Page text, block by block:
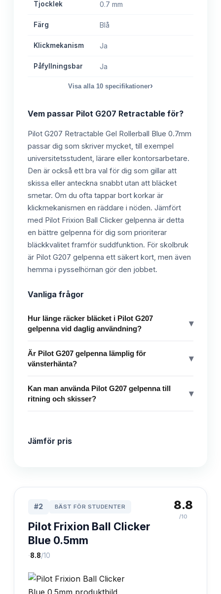
Tjocklek 0.7 mm
Färg Blå
Klickmekanism Ja
Påfyllningsbar Ja
Visa alla 10 specifikationer›
Vem passar Pilot G207 Retractable för?
Pilot G207 Retractable Gel Rollerball Blue 0.7mm
passar dig som skriver mycket, till exempel
universitetsstudent, lärare eller kontorsarbetare.
Den är också ett bra val för dig som gillar att
skissa eller anteckna snabbt utan att bläcket
smetar. Om du ofta tappar bort korkar är
klickmekanismen en räddare i nöden. Jämfört
med Pilot Frixion Ball Clicker gelpenna är detta
en bättre gelpenna för dig som prioriterar
bläckkvalitet framför suddfunktion. För skolbruk
är Pilot G207 gelpenna ett säkert kort, men även
hemma i pysselhörnan gör den jobbet.
Vanliga frågor
Hur länge räcker bläcket i Pilot G207
gelpenna vid daglig användning?
▾
Är Pilot G207 gelpenna lämplig för
vänsterhänta?
▾
Kan man använda Pilot G207 gelpenna till
ritning och skisser?
▾
Jämför pris
#2 BÄST FÖR STUDENTER
Pilot Frixion Ball Clicker
Blue 0.5mm
·8.8/10
8.8
/10